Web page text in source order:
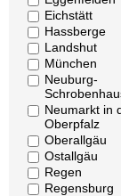
Eichstätt
Hassberge
Landshut
München
Neuburg-
Neumarkt in
Oberpfalz
Oberallgäu
Ostallgäu
Regen
Regensburg